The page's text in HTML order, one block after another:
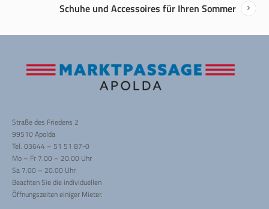
Schuhe und Accessoires für Ihren Sommer
Straße des Friedens 2
99510 Apolda
Tel. 03644 – 51 51 87-0
Mo – Fr 7.00 – 20.00 Uhr
Sa 7.00 – 20.00 Uhr
Beachten Sie die individuellen
Öffnungszeiten einiger Mieter.